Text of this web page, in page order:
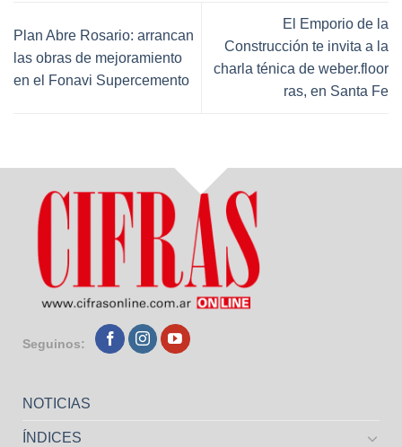
Plan Abre Rosario: arrancan
las obras de mejoramiento
en el Fonavi Supercemento
El Emporio de la
Construcción te invita a la
charla ténica de weber.floor
ras, en Santa Fe
Seguinos:
NOTICIAS
ÍNDICES